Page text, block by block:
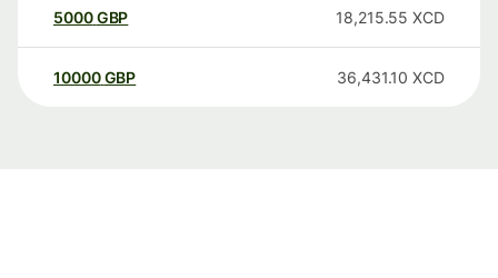
5000GBP 18,215.55 XCD
10000 GBP 36,431.10 XCD